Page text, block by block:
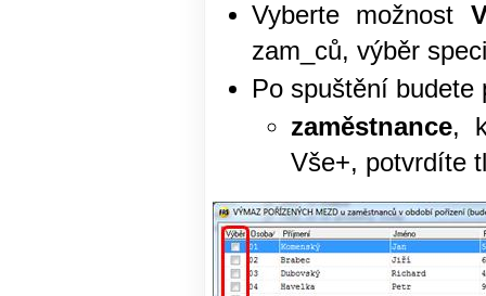
Vyberte možnost
zam_ců, výběr
Po spuštění budete
zaměstnance,
Vše+, potvrdíte